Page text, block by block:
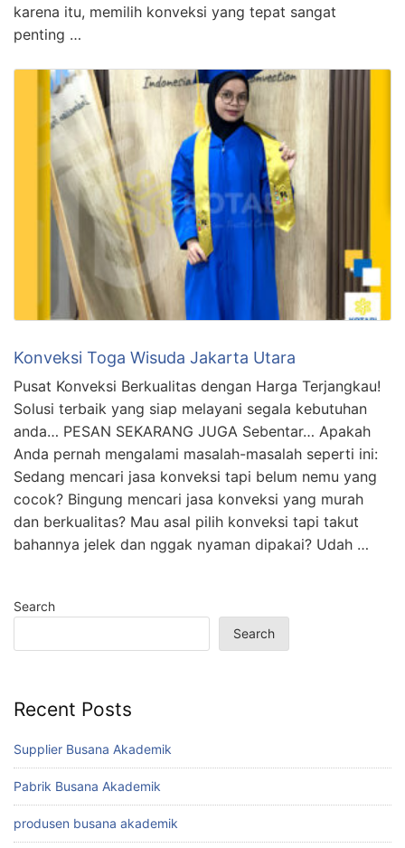
karena itu, memilih konveksi yang tepat sangat
penting …
Konveksi Toga Wisuda Jakarta Utara
Pusat Konveksi Berkualitas dengan Harga Terjangkau!
Solusi terbaik yang siap melayani segala kebutuhan
anda… PESAN SEKARANG JUGA Sebentar… Apakah
Anda pernah mengalami masalah-masalah seperti ini:
Sedang mencari jasa konveksi tapi belum nemu yang
cocok? Bingung mencari jasa konveksi yang murah
dan berkualitas? Mau asal pilih konveksi tapi takut
bahannya jelek dan nggak nyaman dipakai? Udah …
Search
Search
Recent Posts
Supplier Busana Akademik
Pabrik Busana Akademik
produsen busana akademik